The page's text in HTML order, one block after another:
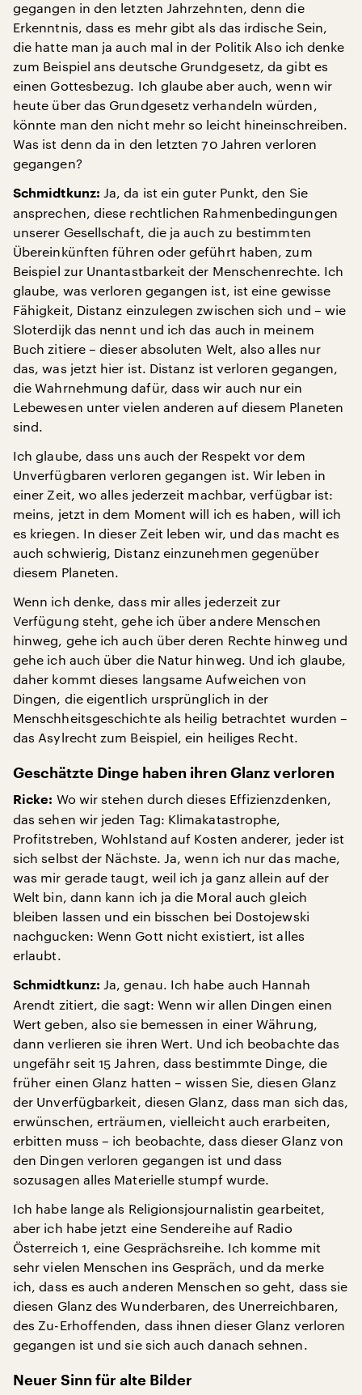
gegangen in den letzten Jahrzehnten, denn die
Erkenntnis, dass es mehr gibt als das irdische Sein,
die hatte man ja auch mal in der Politik Also ich denke
zum Beispiel ans deutsche Grundgesetz, da gibt es
einen Gottesbezug. Ich glaube aber auch, wenn wir
heute über das Grundgesetz verhandeln würden,
könnte man den nicht mehr so leicht hineinschreiben.
Was ist denn da in den letzten 70 Jahren verloren
gegangen?
Schmidtkunz: Ja, da ist ein guter Punkt, den Sie
ansprechen, diese rechtlichen Rahmenbedingungen
unserer Gesellschaft, die ja auch zu bestimmten
Übereinkünften führen oder geführt haben, zum
Beispiel zur Unantastbarkeit der Menschenrechte. Ich
glaube, was verloren gegangen ist, ist eine gewisse
Fähigkeit, Distanz einzulegen zwischen sich und – wie
Sloterdijk das nennt und ich das auch in meinem
Buch zitiere – dieser absoluten Welt, also alles nur
das, was jetzt hier ist. Distanz ist verloren gegangen,
die Wahrnehmung dafür, dass wir auch nur ein
Lebewesen unter vielen anderen auf diesem Planeten
sind.
Ich glaube, dass uns auch der Respekt vor dem
Unverfügbaren verloren gegangen ist. Wir leben in
einer Zeit, wo alles jederzeit machbar, verfügbar ist:
meins, jetzt in dem Moment will ich es haben, will ich
es kriegen. In dieser Zeit leben wir, und das macht es
auch schwierig, Distanz einzunehmen gegenüber
diesem Planeten.
Wenn ich denke, dass mir alles jederzeit zur
Verfügung steht, gehe ich über andere Menschen
hinweg, gehe ich auch über deren Rechte hinweg und
gehe ich auch über die Natur hinweg. Und ich glaube,
daher kommt dieses langsame Aufweichen von
Dingen, die eigentlich ursprünglich in der
Menschheitsgeschichte als heilig betrachtet wurden –
das Asylrecht zum Beispiel, ein heiliges Recht.
Geschätzte Dinge haben ihren Glanz verloren
Ricke: Wo wir stehen durch dieses Effizienzdenken,
das sehen wir jeden Tag: Klimakatastrophe,
Profitstreben, Wohlstand auf Kosten anderer, jeder ist
sich selbst der Nächste. Ja, wenn ich nur das mache,
was mir gerade taugt, weil ich ja ganz allein auf der
Welt bin, dann kann ich ja die Moral auch gleich
bleiben lassen und ein bisschen bei Dostojewski
nachgucken: Wenn Gott nicht existiert, ist alles
erlaubt.
Schmidtkunz: Ja, genau. Ich habe auch Hannah
Arendt zitiert, die sagt: Wenn wir allen Dingen einen
Wert geben, also sie bemessen in einer Währung,
dann verlieren sie ihren Wert. Und ich beobachte das
ungefähr seit 15 Jahren, dass bestimmte Dinge, die
früher einen Glanz hatten – wissen Sie, diesen Glanz
der Unverfügbarkeit, diesen Glanz, dass man sich das,
erwünschen, erträumen, vielleicht auch erarbeiten,
erbitten muss – ich beobachte, dass dieser Glanz von
den Dingen verloren gegangen ist und dass
sozusagen alles Materielle stumpf wurde.
Ich habe lange als Religionsjournalistin gearbeitet,
aber ich habe jetzt eine Sendereihe auf Radio
Österreich 1, eine Gesprächsreihe. Ich komme mit
sehr vielen Menschen ins Gespräch, und da merke
ich, dass es auch anderen Menschen so geht, dass sie
diesen Glanz des Wunderbaren, des Unerreichbaren,
des Zu-Erhoffenden, dass ihnen dieser Glanz verloren
gegangen ist und sie sich auch danach sehnen.
Neuer Sinn für alte Bilder